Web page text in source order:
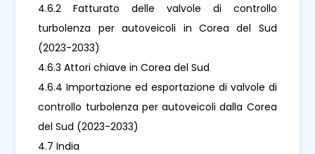
4.6.2 Fatturato delle valvole di controllo
turbolenza per autoveicoli in Corea del Sud
(2023-2033)
4.6.3 Attori chiave in Corea del Sud
4.6.4 Importazione ed esportazione di valvole di
controllo turbolenza per autoveicoli dalla Corea
del Sud (2023-2033)
4.7 India